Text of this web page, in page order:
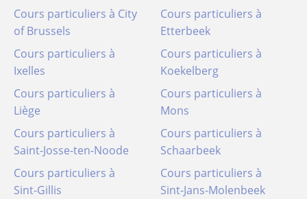
Cours particuliers à City
of Brussels
Cours particuliers à
Etterbeek
Cours particuliers à
Ixelles
Cours particuliers à
Koekelberg
Cours particuliers à
Liège
Cours particuliers à
Mons
Cours particuliers à
Saint-Josse-ten-Noode
Cours particuliers à
Schaarbeek
Cours particuliers à
Sint-Gillis
Cours particuliers à
Sint-Jans-Molenbeek